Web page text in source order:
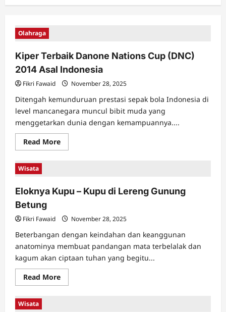
Olahraga
Kiper Terbaik Danone Nations Cup (DNC)
2014 Asal Indonesia
Fikri Fawaid November 28, 2025
Ditengah kemunduruan prestasi sepak bola Indonesia di
level mancanegara muncul bibit muda yang
menggetarkan dunia dengan kemampuannya....
Read MoreRead
more
Cup
(DNC)
Indonesia
Wisata
Eloknya Kupu – Kupu di Lereng Gunung
Betung
Fikri Fawaid November 28, 2025
Beterbangan dengan keindahan dan keanggunan
anatominya membuat pandangan mata terbelalak dan
kagum akan ciptaan tuhan yang begitu...
Read MoreRead
more
Wisata